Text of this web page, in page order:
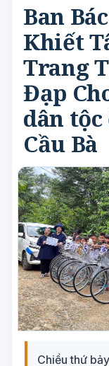
Ban
Khiết
Trang
Đạp
dân
Cầu Bà
Chiều thứ